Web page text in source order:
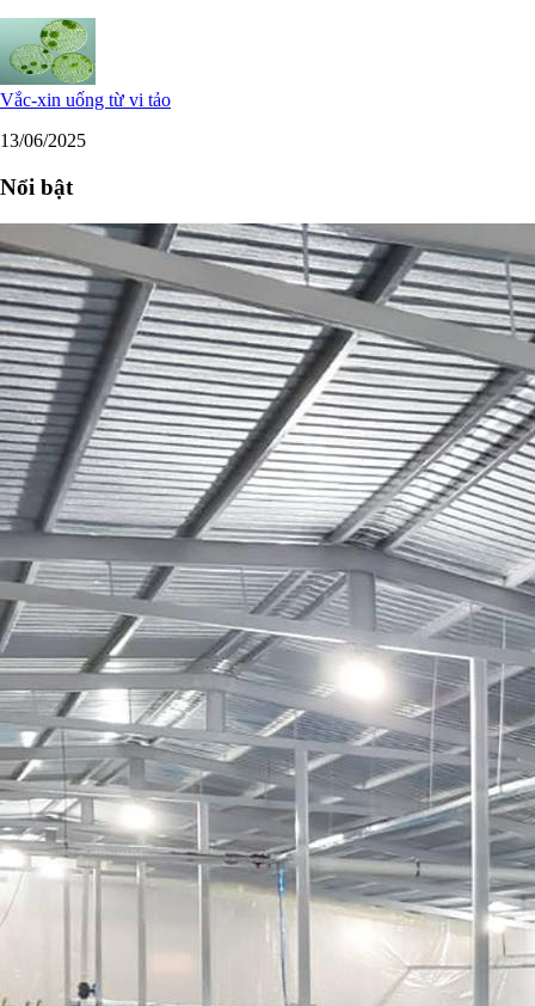
Vắc-xin uống từ vi tảo
13/06/2025
Nổi bật